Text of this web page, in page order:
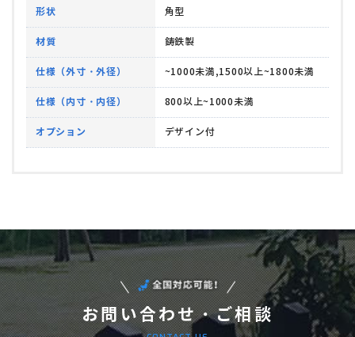
形状 角型
材質 鋳鉄製
仕様（外寸・外径） ~1000未満,1500以上~1800未満
仕様（内寸・内径） 800以上~1000未満
オプション デザイン付
お問い合わせ・ご相談